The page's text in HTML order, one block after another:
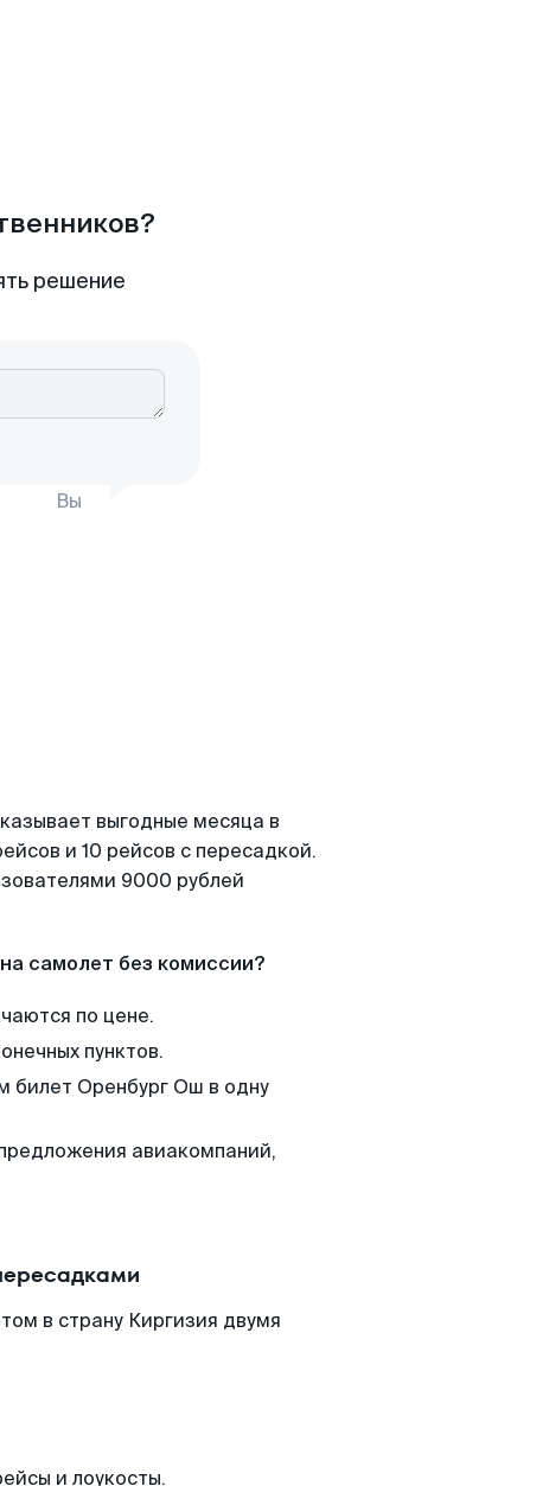
решение
Вы
выгодные месяца в
и 10 рейсов с пересадкой.
9000 рублей
самолет без комиссии?
по цене.
пунктов.
билет Оренбург Ош в одну
авиакомпаний,
в страну Киргизия двумя
и лоукосты.